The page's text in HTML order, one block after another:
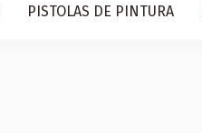
PISTOLAS DE PINTURA